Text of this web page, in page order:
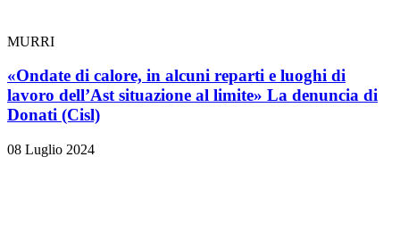
MURRI
«Ondate di calore, in alcuni reparti e luoghi di
lavoro dell’Ast situazione al limite» La denuncia di
Donati (Cisl)
08 Luglio 2024